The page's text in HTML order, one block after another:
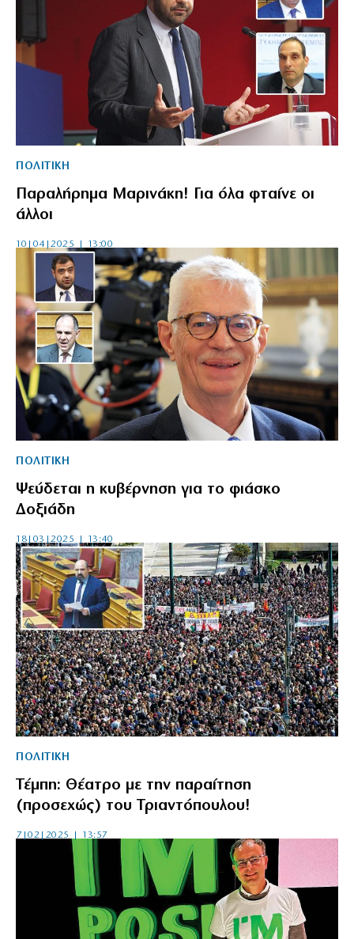
ΠΟΛΙΤΙΚΗ
Παραλήρημα Μαρινάκη! Για όλα φταίνε οι
άλλοι
10|04|2025 | 13:00
ΠΟΛΙΤΙΚΗ
Ψεύδεται η κυβέρνηση για το φιάσκο
Δοξιάδη
18|03|2025 | 13:40
ΠΟΛΙΤΙΚΗ
Τέμπη: Θέατρο με την παραίτηση
(προσεχώς) του Τριαντόπουλου!
7|02|2025 | 13:57